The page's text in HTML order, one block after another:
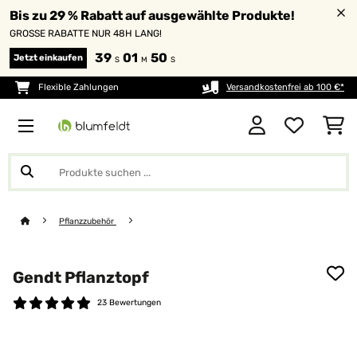
Bis zu 29 % Rabatt auf ausgewählte Produkte!
GROSSE RABATTE NUR 48H LANG!
Jetzt einkaufen 39 S 01 M 49 S
Flexible Zahlungen Versandkostenfrei ab 100 €*
Pflanzzubehör
Gendt Pflanztopf
23 Bewertungen